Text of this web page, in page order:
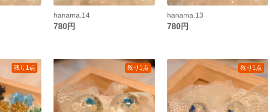
hanama.14
780円
hanama.13
780円
残り1点 残り1点 残り1点